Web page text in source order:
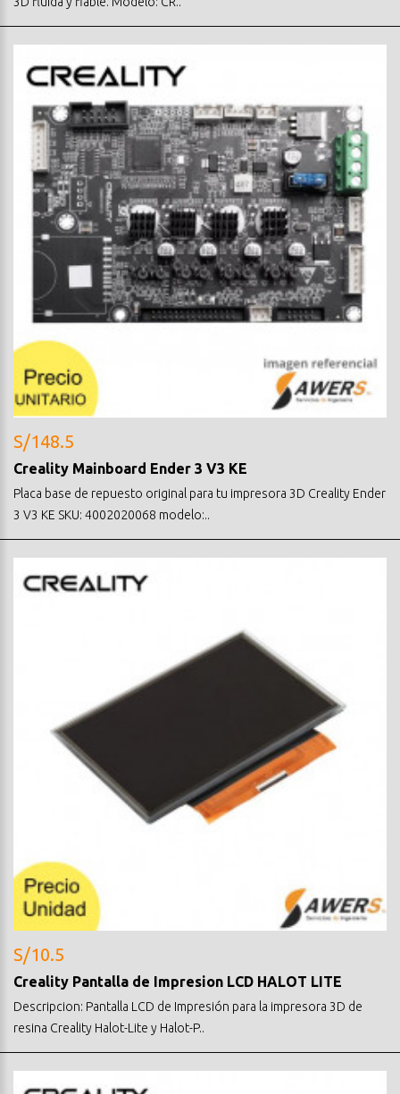
S/148.5
Creality Mainboard Ender 3 V3 KE
Placa base de repuesto original para tu impresora 3D Creality Ender
3 V3 KE SKU: 4002020068 modelo:..
S/10.5
Creality Pantalla de Impresion LCD HALOT LITE
Descripcion: Pantalla LCD de Impresión para la impresora 3D de
resina Creality Halot-Lite y Halot-P..